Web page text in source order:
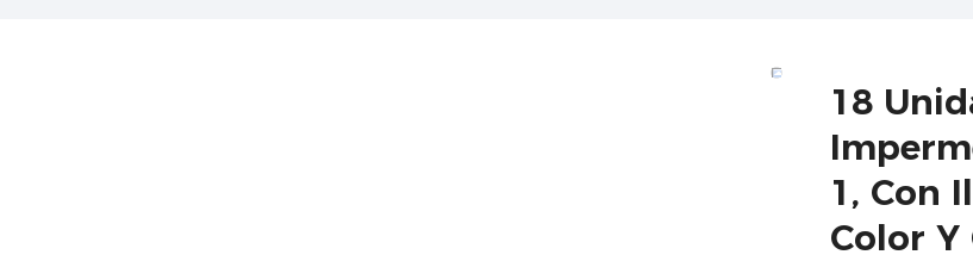
18
1, Con
Color Y